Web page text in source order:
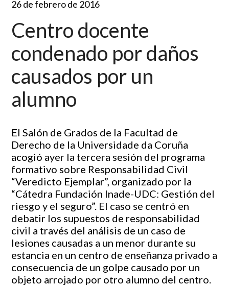
26 de febrero de 2016
Centro docente
condenado por daños
causados por un
alumno
El Salón de Grados de la Facultad de
Derecho de la Universidade da Coruña
acogió ayer la tercera sesión del programa
formativo sobre Responsabilidad Civil
“Veredicto Ejemplar”, organizado por la
“Cátedra Fundación Inade-UDC: Gestión del
riesgo y el seguro”. El caso se centró en
debatir los supuestos de responsabilidad
civil a través del análisis de un caso de
lesiones causadas a un menor durante su
estancia en un centro de enseñanza privado a
consecuencia de un golpe causado por un
objeto arrojado por otro alumno del centro.